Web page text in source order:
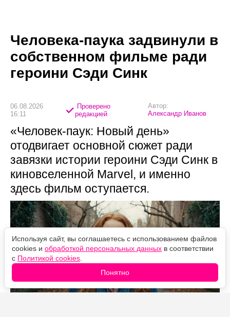
Человека-паука задвинули в
собственном фильме ради
героини Сэди Синк
06.08.2026
16:11
Проверено
редакцией
Автор:
Александр Иванов
«Человек-паук: Новый день»
отодвигает основной сюжет ради
завязки истории героини Сэди Синк в
киновселенной Marvel, и именно
здесь фильм оступается.
Используя сайт, вы соглашаетесь с использованием файлов
cookies и обработкой персональных данных в соответствии
с Политикой cookies
Понятно